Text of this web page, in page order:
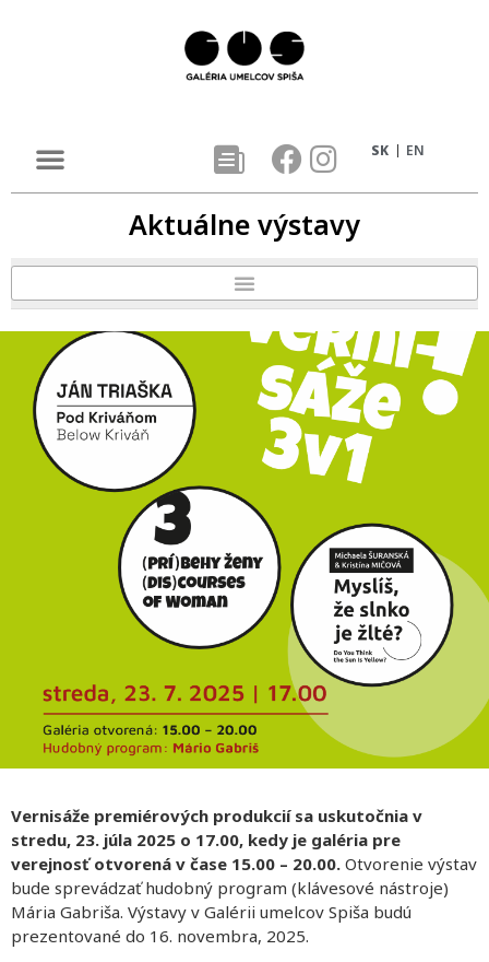
SK EN
Aktuálne výstavy
Vernisáže premiérových produkcií sa uskutočnia v
stredu, 23. júla 2025 o 17.00, kedy je galéria pre
verejnosť otvorená v čase 15.00 – 20.00. Otvorenie výstav
bude sprevádzať hudobný program (klávesové nástroje)
Mária Gabriša. Výstavy v Galérii umelcov Spiša budú
prezentované do 16. novembra, 2025.